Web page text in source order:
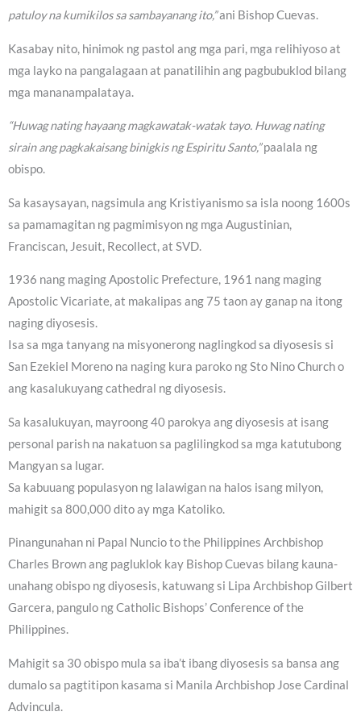
patuloy na kumikilos sa sambayanang ito,”ani Bishop Cuevas.
Kasabay nito, hinimok ng pastol ang mga pari, mga relihiyoso at
mga layko na pangalagaan at panatilihin ang pagbubuklod bilang
mga mananampalataya.
“Huwag nating hayaang magkawatak-watak tayo. Huwag nating
sirain ang pagkakaisang binigkis ng Espiritu Santo,”paalala ng
obispo.
Sa kasaysayan, nagsimula ang Kristiyanismo sa isla noong 1600s
sa pamamagitan ng pagmimisyon ng mga Augustinian,
Franciscan, Jesuit, Recollect, at SVD.
1936 nang maging Apostolic Prefecture, 1961 nang maging
Apostolic Vicariate, at makalipas ang 75 taon ay ganap na itong
naging diyosesis.
Isa sa mga tanyang na misyonerong naglingkod sa diyosesis si
San Ezekiel Moreno na naging kura paroko ng Sto Nino Church o
ang kasalukuyang cathedral ng diyosesis.
Sa kasalukuyan, mayroong 40 parokya ang diyosesis at isang
personal parish na nakatuon sa paglilingkod sa mga katutubong
Mangyan sa lugar.
Sa kabuuang populasyon ng lalawigan na halos isang milyon,
mahigit sa 800,000 dito ay mga Katoliko.
Pinangunahan ni Papal Nuncio to the Philippines Archbishop
Charles Brown ang pagluklok kay Bishop Cuevas bilang kauna-
unahang obispo ng diyosesis, katuwang si Lipa Archbishop Gilbert
Garcera, pangulo ng Catholic Bishops’ Conference of the
Philippines.
Mahigit sa 30 obispo mula sa iba’t ibang diyosesis sa bansa ang
dumalo sa pagtitipon kasama si Manila Archbishop Jose Cardinal
Advincula.